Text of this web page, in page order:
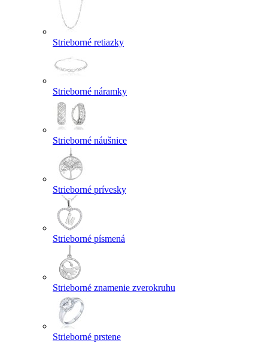
Strieborné retiazky
Strieborné náramky
Strieborné náušnice
Strieborné prívesky
Strieborné písmená
Strieborné znamenie zverokruhu
Strieborné prstene